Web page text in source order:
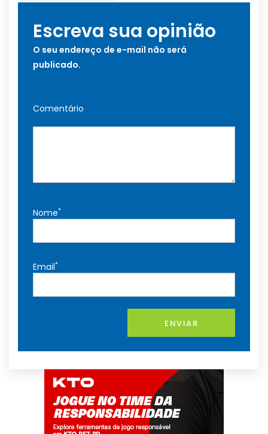
Escreva sua opinião
O seu endereço de e-mail não será
publicado.
Comentário
Nome*
Email*
ENVIAR